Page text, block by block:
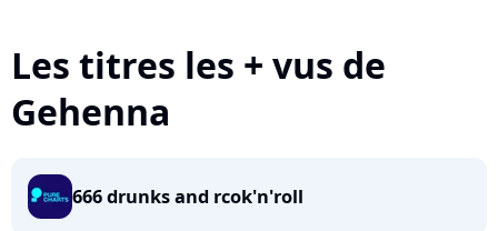
Les titres les + vus de
Gehenna
666 drunks and rcok'n'roll